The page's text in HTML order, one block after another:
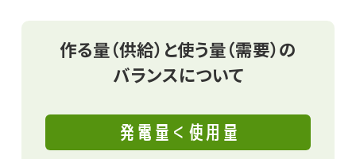
作る量（供給）と使う量（需要）の
バランスについて
発電量＜使用量